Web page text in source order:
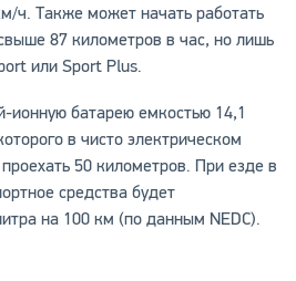
ч. Также может начать работать
87 километров в час, но лишь
или Sport Plus.
ионную батарею емкостью 14,1
в чисто электрическом
50 километров. При езде в
средства будет
на 100 км (по данным NEDC).